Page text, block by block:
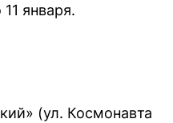
января.
(ул. Космонавта